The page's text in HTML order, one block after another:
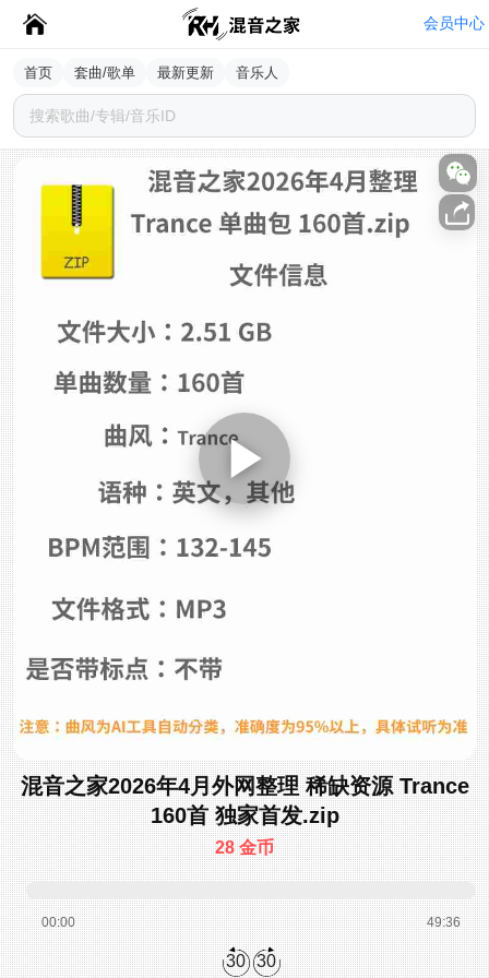
会员中心
首页 套曲/歌单 最新更新 音乐人
混音之家2026年4月外网整理 稀缺资源 Trance
160首 独家首发.zip
28 金币
00:00 49:36
30 30